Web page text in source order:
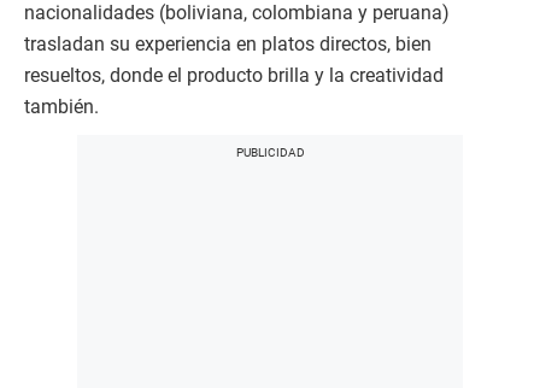
nacionalidades (boliviana, colombiana y peruana)
trasladan su experiencia en platos directos, bien
resueltos, donde el producto brilla y la creatividad
también.